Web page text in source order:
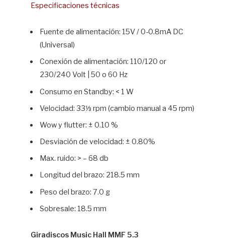
Especificaciones técnicas
Fuente de alimentación: 15V / 0-0.8mA DC
(Universal)
Conexión de alimentación: 110/120 or
230/240 Volt | 50 o 60 Hz
Consumo en Standby: < 1 W
Velocidad: 33⅓ rpm (cambio manual a 45 rpm)
Wow y flutter: ± 0.10 %
Desviación de velocidad: ± 0.80%
Max. ruido: > – 68 db
Longitud del brazo: 218.5 mm
Peso del brazo: 7.0 g
Sobresale: 18.5 mm
Giradiscos Music Hall MMF 5.3